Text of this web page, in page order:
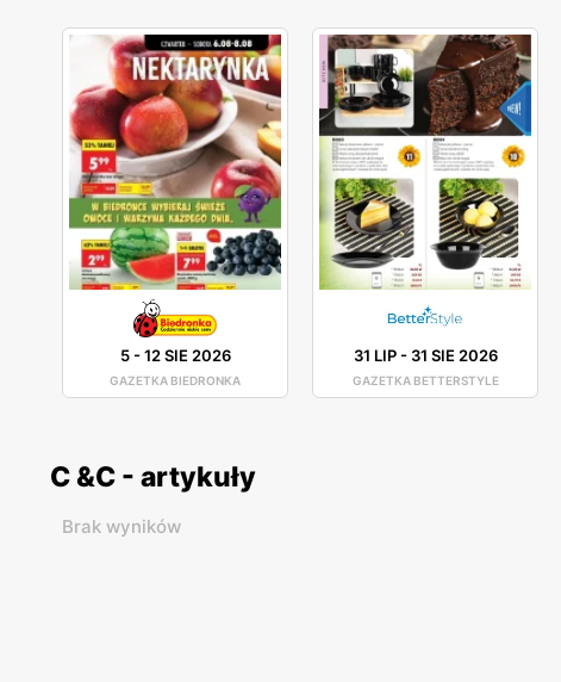
5-12 SIE 2026
GAZETKA BIEDRONKA
31 LIP- 31 SIE 2026
GAZETKA BETTERSTYLE
C &C - artykuły
Brak wyników